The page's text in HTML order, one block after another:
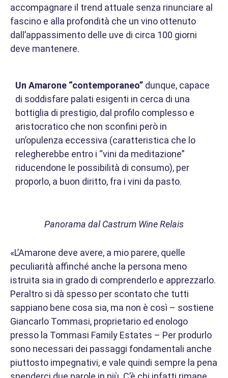
accompagnare il trend attuale senza rinunciare al
fascino e alla profondità che un vino ottenuto
dall’appassimento delle uve di circa 100 giorni
deve mantenere.
Un Amarone “contemporaneo” dunque, capace
di soddisfare palati esigenti in cerca di una
bottiglia di prestigio, dal profilo complesso e
aristocratico che non sconfini però in
un’opulenza eccessiva (caratteristica che lo
relegherebbe entro i “vini da meditazione”
riducendone le possibilità di consumo), per
proporlo, a buon diritto, fra i vini da pasto.
Panorama dal Castrum Wine Relais
«L’Amarone deve avere, a mio parere, quelle
peculiarità affinché anche la persona meno
istruita sia in grado di comprenderlo e apprezzarlo.
Peraltro si dà spesso per scontato che tutti
sappiano bene cosa sia, ma non è così – sostiene
Giancarlo Tommasi, proprietario ed enologo
presso la Tommasi Family Estates – Per produrlo
sono necessari dei passaggi fondamentali anche
piuttosto impegnativi, e vale quindi sempre la pena